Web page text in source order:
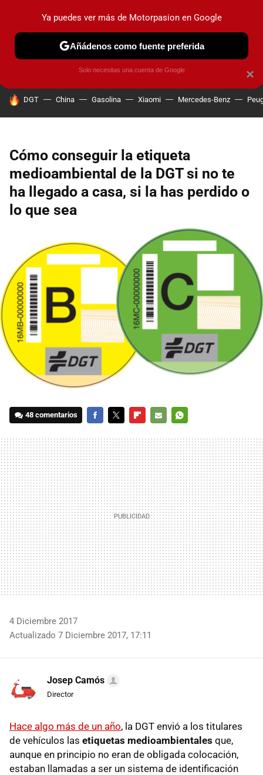
PRUEBAS COCHES ELÉCTRICOS OBSERVATORIO
HOY SE HABLA DE
DGT China Gasolina Xiaomi Mercedes-Benz
Cómo conseguir la etiqueta
medioambiental de la DGT si no te
ha llegado a casa, si la has perdido o
lo que sea
48 comentarios
MAIL
4 Diciembre 2017
Actualizado 7 Diciembre 2017, 17:11
Josep Camós
Director
Hace algo más de un año, la DGT envió a los titulares
de vehículos las etiquetas medioambientales que,
aunque en principio no eran de obligada colocación,
estaban llamadas a ser un sistema de identificación
×
Ya puedes ver más de Motorpasion en Google
Añádenos como fuente preferida
Solo necesitas una cuenta de Google